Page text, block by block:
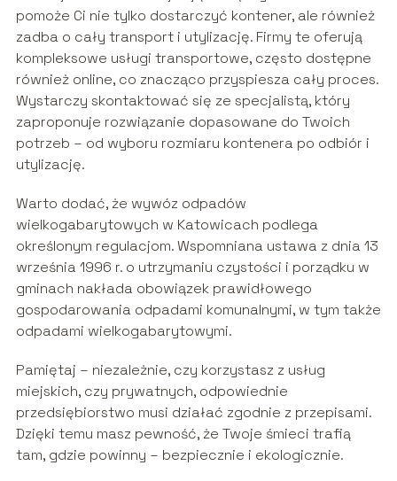
pomoże Ci nie tylko dostarczyć kontener, ale również
zadba o cały transport i utylizację. Firmy te oferują
kompleksowe usługi transportowe, często dostępne
również online, co znacząco przyspiesza cały proces.
Wystarczy skontaktować się ze specjalistą, który
zaproponuje rozwiązanie dopasowane do Twoich
potrzeb – od wyboru rozmiaru kontenera po odbiór i
utylizację.
Warto dodać, że wywóz odpadów
wielkogabarytowych w Katowicach podlega
określonym regulacjom. Wspomniana ustawa z dnia 13
września 1996 r. o utrzymaniu czystości i porządku w
gminach nakłada obowiązek prawidłowego
gospodarowania odpadami komunalnymi, w tym także
odpadami wielkogabarytowymi.
Pamiętaj – niezależnie, czy korzystasz z usług
miejskich, czy prywatnych, odpowiednie
przedsiębiorstwo musi działać zgodnie z przepisami.
Dzięki temu masz pewność, że Twoje śmieci trafią
tam, gdzie powinny – bezpiecznie i ekologicznie.